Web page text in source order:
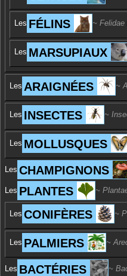
Les FÉLINS Felidae
Les MARSUPIAUX
Les ARAIGNÉES
Les INSECTES
Les MOLLUSQUES
Les CHAMPIGNONS
Les PLANTES
Les CONIFÈRES
Les PALMIERS
Les BACTÉRIES